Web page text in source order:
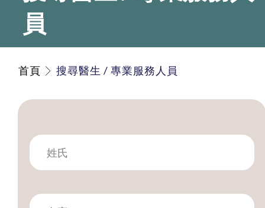
員
首頁 搜尋醫生 / 專業服務人員